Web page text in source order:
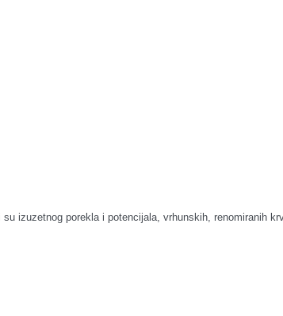
izuzetnog porekla i potencijala, vrhunskih, renomiranih